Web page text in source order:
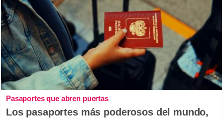
Pasaportes que abren puertas
Los pasaportes más poderosos del mundo,